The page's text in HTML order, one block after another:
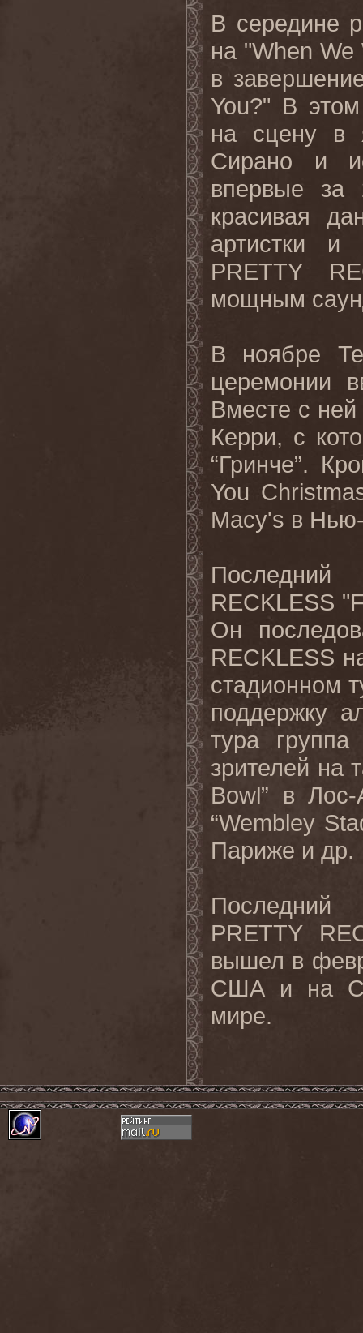
В середине
на "When We
в
You?" В
на сцену в
Сирано и
впервые за
красивая
артистки и
PRETTY
мощным
В ноябре
церемонии
Вместе с
Керри, с
“Гринче”.
You
Macy's в
Последний
RECKLESS
Он
RECKLESS
стадионном
поддержку
тура
зрителей на
Bowl” в
“Wembley
Париже и др.
PRETTY
вышел в
США и на
мире.